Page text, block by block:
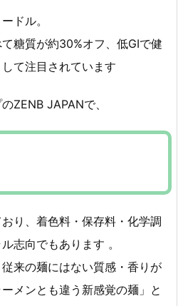
ドル。
糖質が約30%オフ、低GIで健
て注目されています
ZENB JAPANで、
り、着色料・保存料・化学調
志向でもあります 。
来の麺にはない質感・香りが
メンとも違う新感覚の麺」と